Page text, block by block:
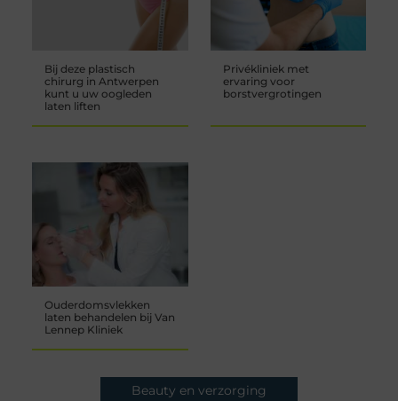
Bij deze plastisch
chirurg in Antwerpen
kunt u uw oogleden
laten liften
Privékliniek met
ervaring voor
borstvergrotingen
Ouderdomsvlekken
laten behandelen bij Van
Lennep Kliniek
Beauty en verzorging